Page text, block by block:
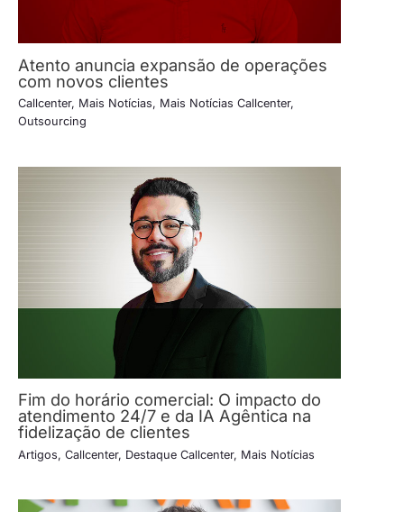
Atento anuncia expansão de operações
com novos clientes
Callcenter, Mais Notícias, Mais Notícias Callcenter,
Outsourcing
Fim do horário comercial: O impacto do
atendimento 24/7 e da IA Agêntica na
fidelização de clientes
Artigos, Callcenter, Destaque Callcenter, Mais Notícias